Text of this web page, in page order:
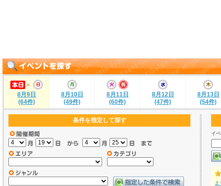
8月9日
(64件)
8月10日
(49件)
8月11日
(60件)
8月12日
(47件)
8月13日
(54件)
条件を指定して探す
イ
ま